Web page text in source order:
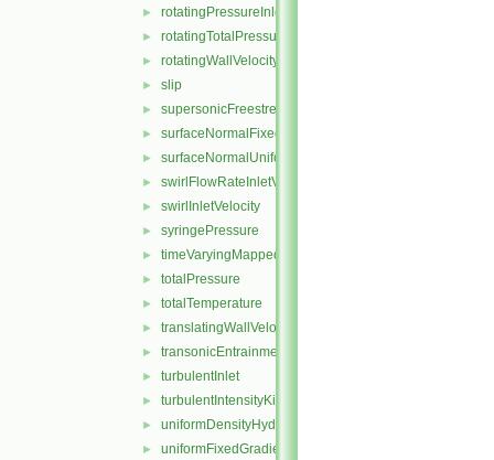
► rotatingPressureInletOutletVelocity
► rotatingTotalPressure
► rotatingWallVelocity
► slip
► supersonicFreestream
► surfaceNormalFixedValue
► surfaceNormalUniformFixedValue
► swirlFlowRateInletVelocity
► swirlInletVelocity
► syringePressure
► timeVaryingMappedFixedValue
► totalPressure
► totalTemperature
► translatingWallVelocity
► transonicEntrainmentPressure
► turbulentInlet
► turbulentIntensityKineticEnergyInlet
► uniformDensityHydrostaticPressure
► uniformFixedGradient